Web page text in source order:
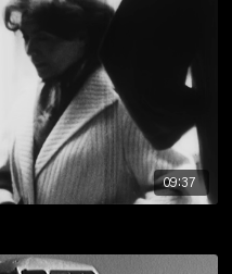
09:37